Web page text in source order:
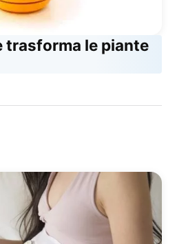
trasforma le piante